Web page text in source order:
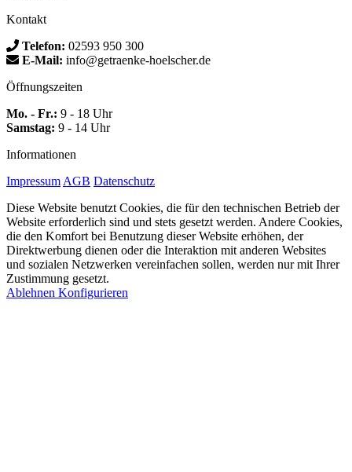
Kontakt
Telefon: 02593 950 300
E-Mail: info@getraenke-hoelscher.de
Öffnungszeiten
Mo. - Fr.: 9 - 18 Uhr
Samstag: 9 - 14 Uhr
Informationen
Impressum AGB Datenschutz
Diese Website benutzt Cookies, die für den technischen Betrieb der
Website erforderlich sind und stets gesetzt werden. Andere Cookies,
die den Komfort bei Benutzung dieser Website erhöhen, der
Direktwerbung dienen oder die Interaktion mit anderen Websites
und sozialen Netzwerken vereinfachen sollen, werden nur mit Ihrer
Zustimmung gesetzt.
Ablehnen Konfigurieren